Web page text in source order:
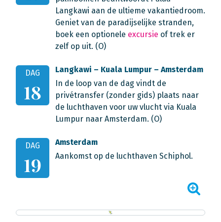
Langkawi aan de ultieme vakantiedroom.
Geniet van de paradijselijke stranden,
boek een optionele excursie of trek er
zelf op uit. (O)
DAG
18
Langkawi – Kuala Lumpur – Amsterdam
In de loop van de dag vindt de
privétransfer (zonder gids) plaats naar
de luchthaven voor uw vlucht via Kuala
Lumpur naar Amsterdam. (O)
DAG
19
Amsterdam
Aankomst op de luchthaven Schiphol.